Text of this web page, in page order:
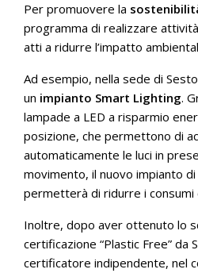
Per promuovere la
programma di realizzare
atti a ridurre l’impatto
Ad esempio, nella sede di
un impianto Smart Lighting.
lampade a LED a risparmio
posizione, che permettono di
automaticamente le luci in
movimento, il nuovo impianto di
permetterà di ridurre i consumi
Inoltre, dopo aver ottenuto lo
certificazione “Plastic Free” da
certificatore indipendente, nel